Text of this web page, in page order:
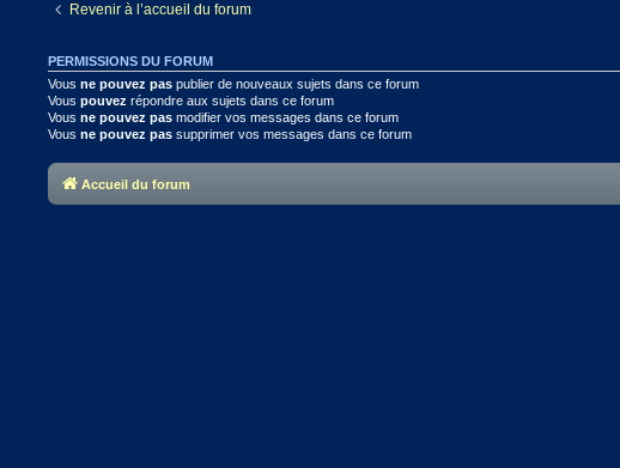
Revenir à l’accueil du forum
PERMISSIONS DU FORUM
Vousne pouvez pas publier de nouveaux sujets dans ce forum
Vouspouvez répondre aux sujets dans ce forum
Vousne pouvez pas modifier vos messages dans ce forum
Vousne pouvez pas supprimer vos messages dans ce forum
Accueil du forum